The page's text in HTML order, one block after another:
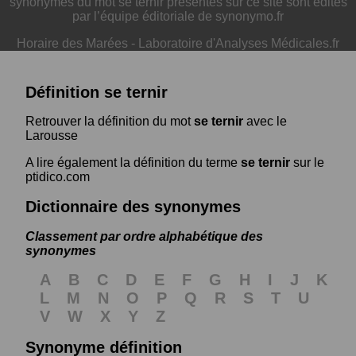
par l’équipe éditoriale de synonymo.fr
Horaire des Marées - Laboratoire d'Analyses Médicales.fr
Définition se ternir
Retrouver la définition du motse ternir avec le
Larousse
A lire également la définition du terme se ternir sur le
ptidico.com
Dictionnaire des synonymes
Classement par ordre alphabétique des
synonymes
A B C D E F G H I J
K
L
M N O P Q R S T
U
V
W X Y
Z
Synonyme définition